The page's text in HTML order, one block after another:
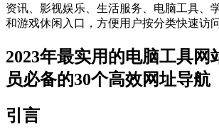
资讯、影视娱乐、生活服务、电脑工具、
和游戏休闲入口，方便用户按分类快速访问
2023年最实用的电脑工具网
员必备的30个高效网址导航
引言